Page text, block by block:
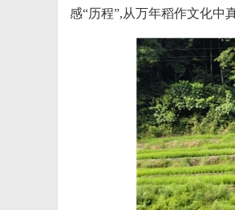
感“历程”,从万年稻作文化中